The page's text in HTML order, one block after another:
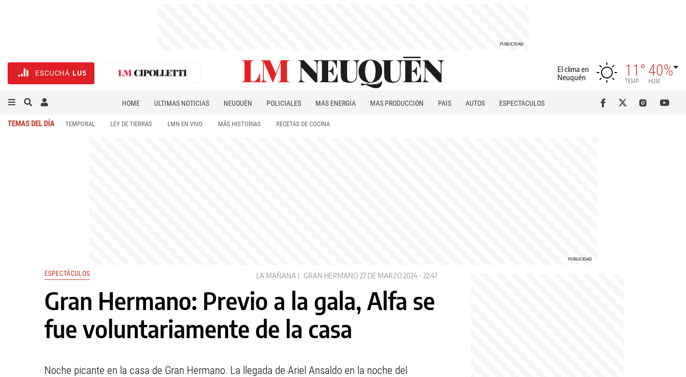
ESCUCHÁ LU5
El clima en
Neuquén
11°
TEMP
40%
HUM
HOME ÚLTIMAS NOTICIAS NEUQUÉN POLICIALES MÁS ENERGÍA MÁS PRODUCCIÓN PAÍS AUTOS
ESPECTÁCULOS
TEMAS DEL DÍA TEMPORAL LEY DE TIERRAS LMN EN VIVO MÁS HISTORIAS RECETAS DE COCINA
ESPECTÁCULOS LA MAÑANA GRAN HERMANO 27 DE MARZO 2024 - 22:47
Gran Hermano: Previo a la gala, Alfa se
fue voluntariamente de la casa
Noche picante en la casa de Gran Hermano. La llegada de Ariel Ansaldo en la noche del